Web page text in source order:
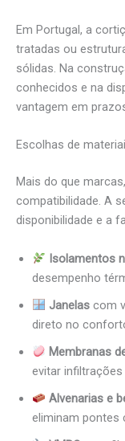
Em Portugal, a
tratadas ou
sólidas. Na
conhecidos e na
vantagem em
Escolhas de
Mais do que
compatibilidade. A
disponibilidade e a
Isolamentos
desempenho
Janelascom
direto no
Membranas
evitar infiltrações
Alvenarias e
eliminam pontes